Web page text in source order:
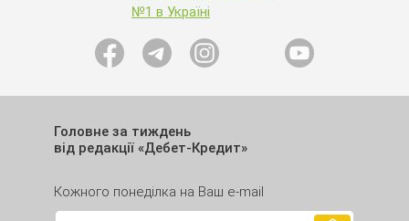
Головне за тиждень
від редакції «Дебет-Кредит»
Кожного понеділка на Ваш e-mail